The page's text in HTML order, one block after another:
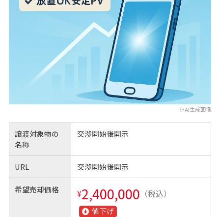
※AI生成画像
譲渡対象物の
名称
交渉開始後開示
URL 交渉開始後開示
希望売却価格 ¥2,400,000 （税込）
値下げ